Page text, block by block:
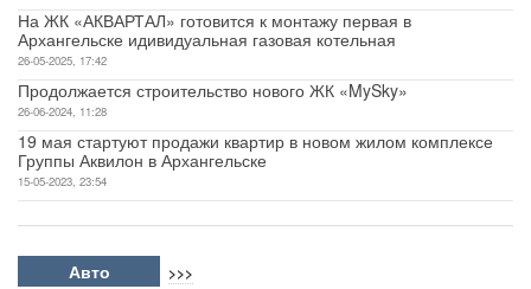
На ЖК «АКВАРТАЛ» готовится к монтажу первая в
Архангельске идивидуальная газовая котельная
26-05-2025, 17:42
Продолжается строительство нового ЖК «MySky»
26-06-2024, 11:28
19 мая стартуют продажи квартир в новом жилом комплексе
Группы Аквилон в Архангельске
15-05-2023, 23:54
Авто >>>